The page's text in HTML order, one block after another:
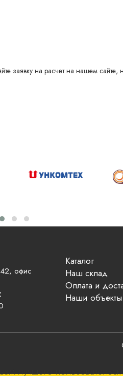
заявку на расчет на нашем
офис
Каталог
Наш склад
Оплата и
Наши объекты
лучшего